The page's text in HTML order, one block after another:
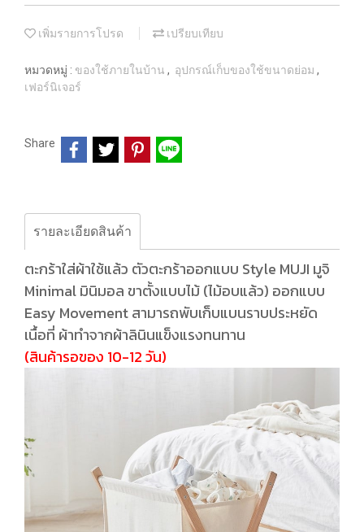
เพิ่มรายการโปรด เปรียบเทียบ
หมวดหมู่ : ของใช้ภายในบ้าน , อุปกรณ์เก็บของใช้ขนาดย่อม ,
เฟอร์นิเจอร์
Share
รายละเอียดสินค้า
ตะกร้าใส่ผ้าใช้แล้ว ตัวตะกร้าออกแบบ Style MUJI มูจิ
Minimal มินิมอล ขาตั้งแบบไม้ (ไม้อบแล้ว) ออกแบบ
Easy Movement สามารถพับเก็บแบนราบประหยัด
เนื้อที่ ผ้าทำจากผ้าลินินแข็งแรงทนทาน
(สินค้ารอของ 10-12 วัน)